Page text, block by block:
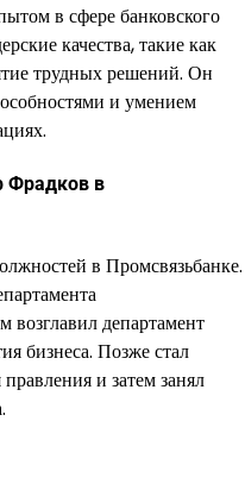
в сфере банковского
качества, такие как
трудных решений. Он
и умением
Фрадков в
в Промсвязьбанке.
департамент
бизнеса. Позже стал
и затем занял